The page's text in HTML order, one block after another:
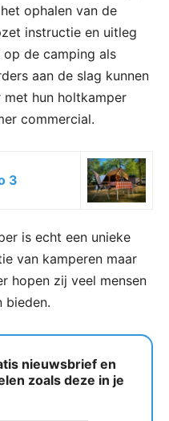
ophalen van de
instructie en uitleg
de camping als
aan de slag kunnen
hun holtkamper
commercial.
is echt een unieke
van kamperen maar
hopen zij veel mensen
bieden.
nieuwsbrief en
zoals deze in je